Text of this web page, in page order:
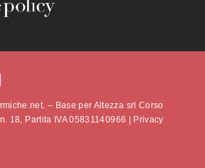
– Base per Altezza srl Corso
18, Partita IVA 05831140966 |
Privacy